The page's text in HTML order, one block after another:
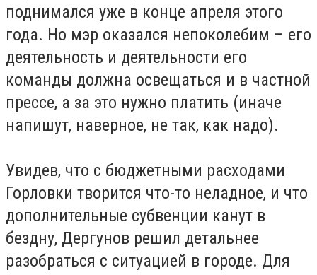
поднимался уже в конце апреля этого
года. Но мэр оказался непоколебим – его
деятельность и деятельности его
команды должна освещаться и в частной
прессе, а за это нужно платить (иначе
напишут, наверное, не так, как надо).
Увидев, что с бюджетными расходами
Горловки творится что-то неладное, и что
дополнительные субвенции канут в
бездну, Дергунов решил детальнее
разобраться с ситуацией в городе. Для